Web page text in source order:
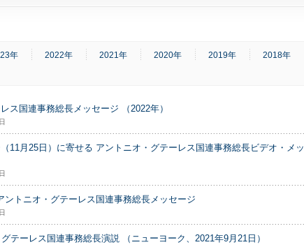
年 2022年 2021年 2020年 2019年
2018年
ス国連事務総長メッセージ （2022年）
11月25日）に寄せる アントニオ・グテーレス国連事務総長ビデオ・メッ
ントニオ・グテーレス国連事務総長メッセージ
テーレス国連事務総長演説 （ニューヨーク、2021年9月21日）